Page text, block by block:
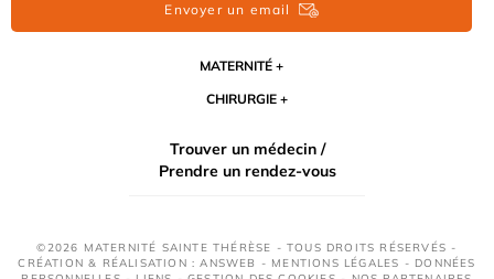
Envoyer un email
MATERNITÉ
CHIRURGIE
Trouver un médecin /
Prendre un rendez-vous
©2026 MATERNITÉ SAINTE THÉRÈSE - TOUS DROITS RÉSERVÉS -
CRÉATION & RÉALISATION : ANSWEB - MENTIONS LÉGALES - DONNÉES